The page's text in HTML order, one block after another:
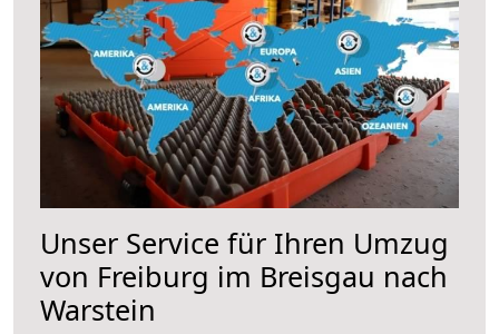
Unser Service für Ihren Umzug
von Freiburg im Breisgau nach
Warstein